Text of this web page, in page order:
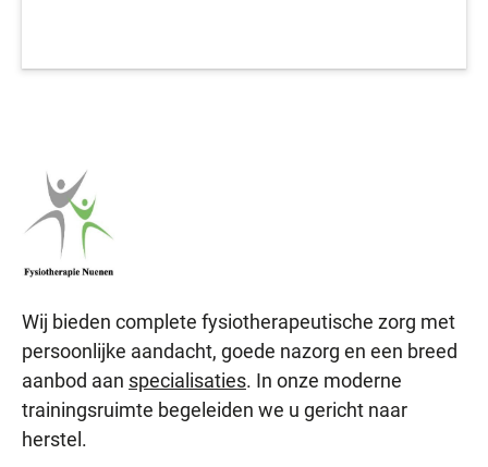
Wij bieden complete fysiotherapeutische zorg met
persoonlijke aandacht, goede nazorg en een breed
aanbod aan specialisaties. In onze moderne
trainingsruimte begeleiden we u gericht naar
herstel.